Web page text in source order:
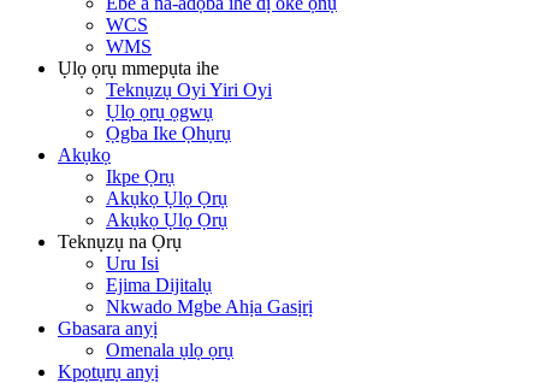
WCS
WMS
Ụlọ ọrụ mmepụta ihe
Teknụzụ Oyi Yiri Oyi
Ụlọ ọrụ ọgwụ
Ọgba Ike Ọhụrụ
Akụkọ
Ikpe Ọrụ
Akụkọ Ụlọ Ọrụ
Akụkọ Ụlọ Ọrụ
Teknụzụ na Ọrụ
Uru Isi
Ejima Dijitalụ
Nkwado Mgbe Ahịa Gasịrị
Gbasara anyị
Omenala ụlọ ọrụ
Kpọtụrụ anyị